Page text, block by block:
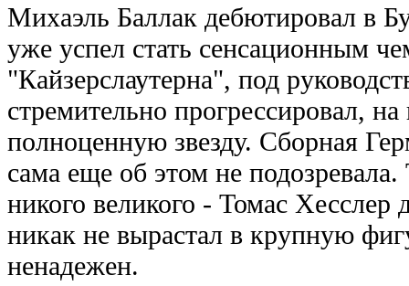
Михаэль Баллак дебютировал в
уже успел стать сенсационным
"Кайзерслаутерна", под
стремительно прогрессировал, на
полноценную звезду. Сборная
сама еще об этом не
никого великого - Томас
никак не вырастал в крупную
ненадежен.